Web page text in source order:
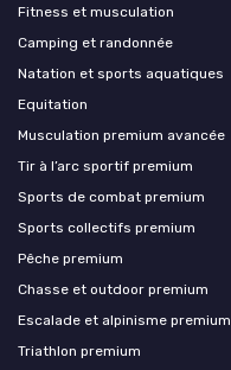
Fitness et musculation
Camping et randonnée
Natation et sports aquatiques
Equitation
Musculation premium avancée
Tir à l’arc sportif premium
Sports de combat premium
Sports collectifs premium
Pêche premium
Chasse et outdoor premium
Escalade et alpinisme premium
Triathlon premium